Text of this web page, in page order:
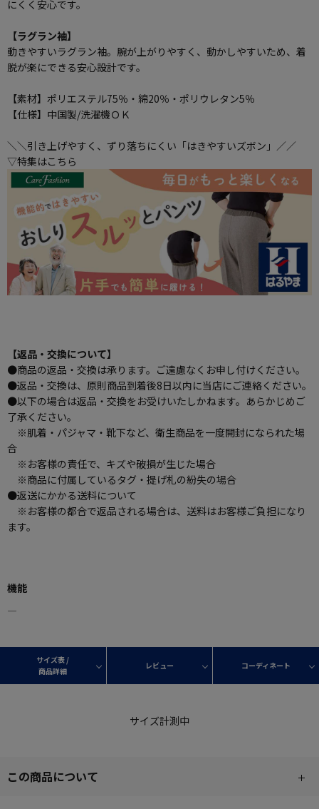
にくく安心です。
【ラグラン袖】
動きやすいラグラン袖。腕が上がりやすく、動かしやすいため、着
脱が楽にできる安心設計です。
【素材】ポリエステル75％・綿20％・ポリウレタン5％
【仕様】中国製/洗濯機ＯＫ
＼＼引き上げやすく、ずり落ちにくい「はきやすいズボン」／／
▽特集はこちら
【返品・交換について】
●商品の返品・交換は承ります。ご遠慮なくお申し付けください。
●返品・交換は、原則商品到着後8日以内に当店にご連絡ください。
●以下の場合は返品・交換をお受けいたしかねます。あらかじめご
了承ください。
※肌着・パジャマ・靴下など、衛生商品を一度開封になられた場
合
※お客様の責任で、キズや破損が生じた場合
※商品に付属しているタグ・提げ札の紛失の場合
●返送にかかる送料について
※お客様の都合で返品される場合は、送料はお客様ご負担になり
ます。
機能
―
サイズ表 /
商品詳細
レビュー コーディネート
サイズ計測中
この商品について